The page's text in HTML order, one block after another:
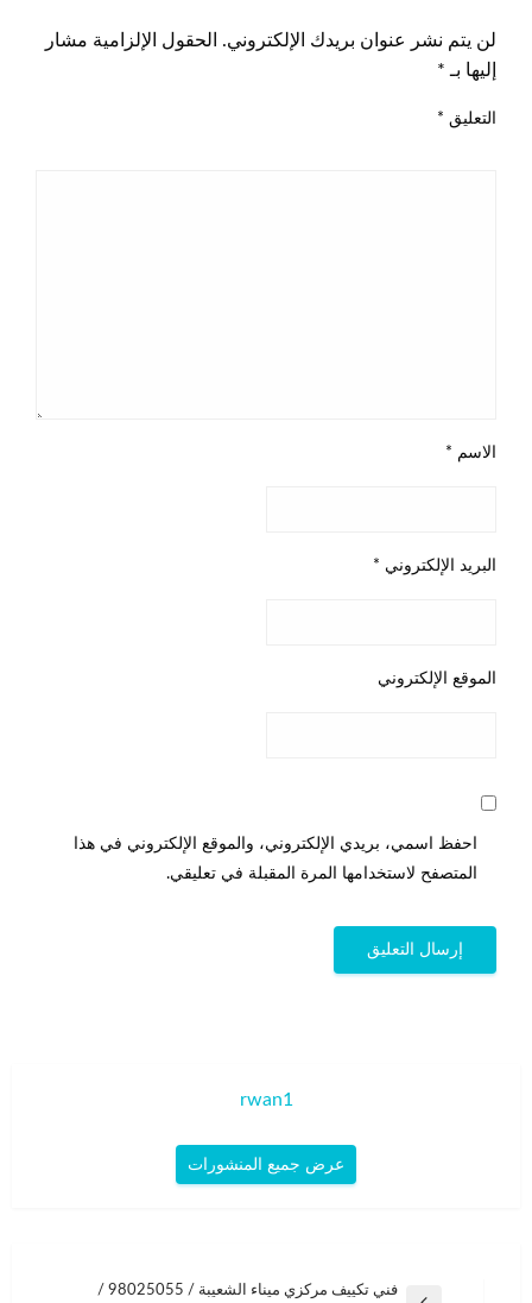
لن يتم نشر عنوان بريدك الإلكتروني.
الحقول الإلزامية مشار
إليها بـ *
التعليق *
الاسم *
البريد الإلكتروني *
الموقع الإلكتروني
احفظ اسمي، بريدي الإلكتروني، والموقع الإلكتروني في هذا
المتصفح لاستخدامها المرة المقبلة في تعليقي.
rwan1
عرض جميع المنشورات
فني تكييف مركزي ميناء الشعيبة / 98025055 /